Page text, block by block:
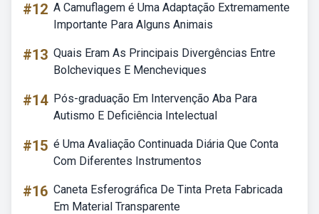
#12 A Camuflagem é Uma Adaptação Extremamente
Importante Para Alguns Animais
#13 Quais Eram As Principais Divergências Entre
Bolcheviques E Mencheviques
#14 Pós-graduação Em Intervenção Aba Para
Autismo E Deficiência Intelectual
#15 é Uma Avaliação Continuada Diária Que Conta
Com Diferentes Instrumentos
#16 Caneta Esferográfica De Tinta Preta Fabricada
Em Material Transparente